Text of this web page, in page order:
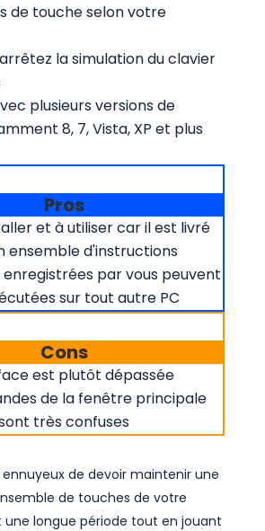
de touche selon votre
la simulation du clavier
plusieurs versions de
8, 7, Vista, XP et plus
Pros
et à utiliser car il est livré
ensemble d'instructions
enregistrées par vous peuvent
sur tout autre PC
Cons
est plutôt dépassée
de la fenêtre principale
très confuses
de devoir maintenir une
de touches de votre
longue période tout en jouant